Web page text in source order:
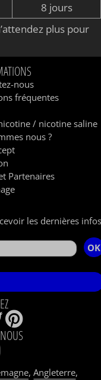
8 jours
plus pour
nous
fréquentes
/ nicotine saline
nous ?
Partenaires
les dernières
OK
,Angleterre,